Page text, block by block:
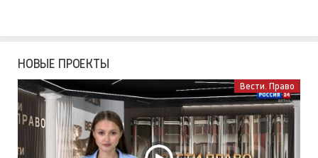
НОВЫЕ ПРОЕКТЫ
Вести. Право